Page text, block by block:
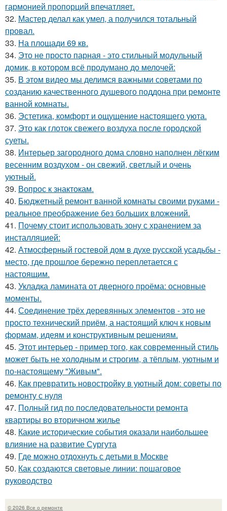
гармонией пропорций впечатляет.
32. Мастер делал как умел, а получился тотальный
провал.
33. На площади 69 кв.
34. Это не просто парная - это стильный модульный
домик, в котором всё продумано до мелочей:
35. В этом видео мы делимся важными советами по
созданию качественного душевого поддона при ремонте
ванной комнаты.
36. Эстетика, комфорт и ощущение настоящего уюта.
37. Это как глоток свежего воздуха после городской
суеты.
38. Интерьер загородного дома словно наполнен лёгким
весенним воздухом - он свежий, светлый и очень
уютный.
39. Вопрос к знактокам.
40. Бюджетный ремонт ванной комнаты своими руками -
реальное преображение без больших вложений.
41. Почему стоит использовать зону с хранением за
инсталляцией:
42. Атмосферный гостевой дом в духе русской усадьбы -
место, где прошлое бережно переплетается с
настоящим.
43. Укладка ламината от дверного проёма: основные
моменты.
44. Соединение трёх деревянных элементов - это не
просто технический приём, а настоящий ключ к новым
формам, идеям и конструктивным решениям.
45. Этот интерьер - пример того, как современный стиль
может быть не холодным и строгим, а тёплым, уютным и
по-настоящему "Живым".
46. Как превратить новостройку в уютный дом: советы по
ремонту с нуля
47. Полный гид по последовательности ремонта
квартиры во вторичном жилье
48. Какие исторические события оказали наибольшее
влияние на развитие Сургута
49. Где можно отдохнуть с детьми в Москве
50. Как создаются световые линии: пошаговое
руководство
© 2026 Все о ремонте